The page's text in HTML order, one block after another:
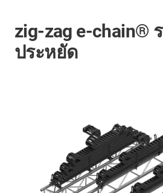
zig-zag e-chain®
ประหยัด